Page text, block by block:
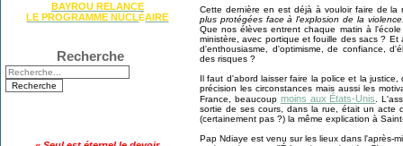
BAYROU RELANCE
LE PROGRAMME NUCLÉAIRE
Recherche
Cette dernière en est déjà à vouloir faire de
plus protégées face à l'explosion de la
Que nos élèves entrent chaque matin à
ministère, avec portique et fouille des sacs ?
d'enthousiasme, d'optimisme, de confiance,
des risques ?
Il faut d'abord laisser faire la police et la
précision les circonstances mais aussi les
France, beaucoup moins aux États-Unis
.
sortie de ses cours, dans la rue, était un acte
(certainement pas ?) la même explication à
Pap Ndiaye est venu sur les lieux dans l'après-